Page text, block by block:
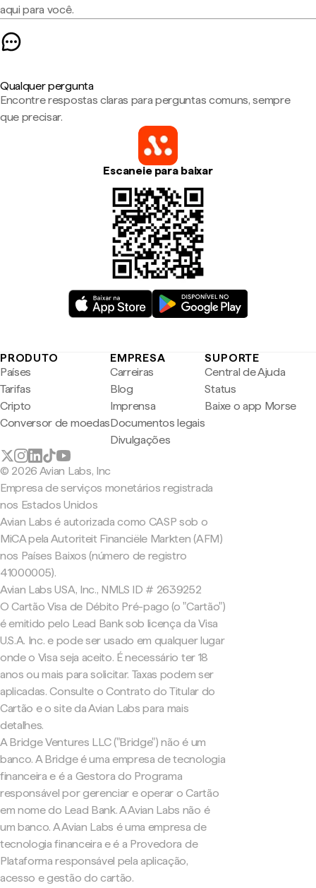
aqui para você.
Qualquer pergunta
Encontre respostas claras para perguntas comuns, sempre
que precisar.
Escaneie para baixar
PRODUTO
Países
Tarifas
Cripto
Conversor de moedas
EMPRESA
Carreiras
Blog
Imprensa
Documentos legais
Divulgações
SUPORTE
Central de Ajuda
Status
Baixe o app Morse
© 2026 Avian Labs, Inc
Empresa de serviços monetários registrada
nos Estados Unidos
Avian Labs é autorizada como CASP sob o
MiCA pela Autoriteit Financiële Markten (AFM)
nos Países Baixos (número de registro
41000005).
Avian Labs USA, Inc., NMLS ID # 2639252
O Cartão Visa de Débito Pré-pago (o "Cartão")
é emitido pelo Lead Bank sob licença da Visa
U.S.A. Inc. e pode ser usado em qualquer lugar
onde o Visa seja aceito. É necessário ter 18
anos ou mais para solicitar. Taxas podem ser
aplicadas. Consulte o Contrato do Titular do
Cartão e o site da Avian Labs para mais
detalhes.
A Bridge Ventures LLC ("Bridge") não é um
banco. A Bridge é uma empresa de tecnologia
financeira e é a Gestora do Programa
responsável por gerenciar e operar o Cartão
em nome do Lead Bank. A Avian Labs não é
um banco. A Avian Labs é uma empresa de
tecnologia financeira e é a Provedora de
Plataforma responsável pela aplicação,
acesso e gestão do cartão.